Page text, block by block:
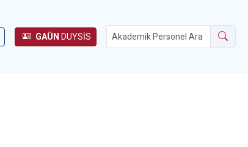
GAÜN DUYSİS